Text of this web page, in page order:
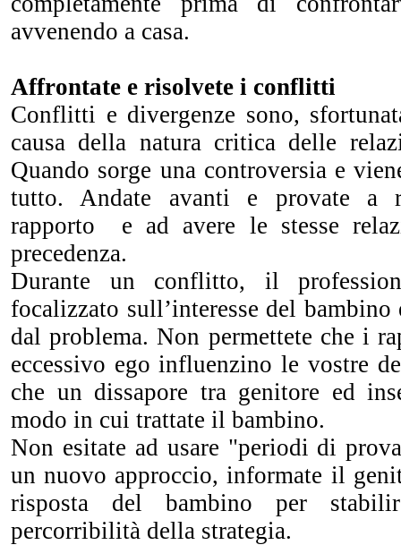
avvenendo a casa.
Affrontate e risolvete i conflitti
Conflitti e divergenze sono,
causa della natura critica delle
Quando sorge una controversia e
tutto. Andate avanti e provate a
rapporto e ad avere le stesse
precedenza.
Durante un conflitto, il
focalizzato sull’interesse del bambino
dal problema. Non permettete che i
eccessivo ego influenzino le vostre
che un dissapore tra genitore ed
modo in cui trattate il bambino.
Non esitate ad usare "periodi di
un nuovo approccio, informate il
risposta del bambino per
percorribilità della strategia.